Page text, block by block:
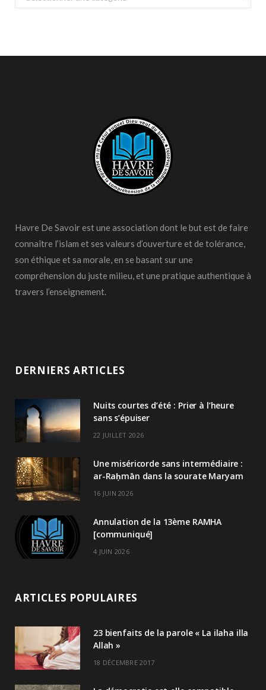
Havre De Savoir est une association dont le but est de faire
connaître l’islam et ses valeurs d’ouverture et de tolérance,
son éthique et sa morale, en se basant sur une
compréhension du juste milieu, et une pratique authentique à
travers l’enseignement.
DERNIERS ARTICLES
Nuits courtes d’été : Prier à l’heure
sans s’épuiser
22 JUILLET 2026
Une miséricorde sans intermédiaire :
ar-Raḥmān dans la sourate Maryam
16 JUIN 2026
Annulation de la 13ème RAMHA
[communiqué]
4 JUIN 2026
ARTICLES POPULAIRES
23 bienfaits de la parole « La ilaha illa
Allah »
18 DÉCEMBRE 2017